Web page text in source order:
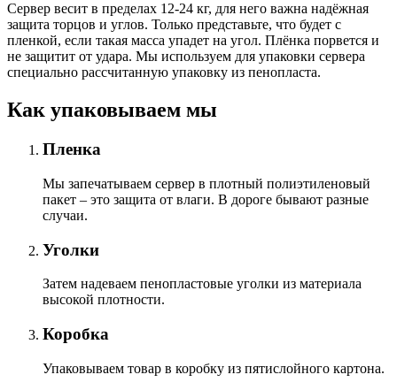
Сервер весит в пределах 12-24 кг, для него важна надёжная
защита торцов и углов. Только представьте, что будет с
пленкой, если такая масса упадет на угол. Плёнка порвется и
не защитит от удара. Мы используем для упаковки сервера
специально расcчитанную упаковку из пенопласта.
Как упаковываем мы
Пленка
Мы запечатываем сервер в плотный полиэтиленовый
пакет – это защита от влаги. В дороге бывают разные
случаи.
Уголки
Затем надеваем пенопластовые уголки из материала
высокой плотности.
Коробка
Упаковываем товар в коробку из пятислойного картона.